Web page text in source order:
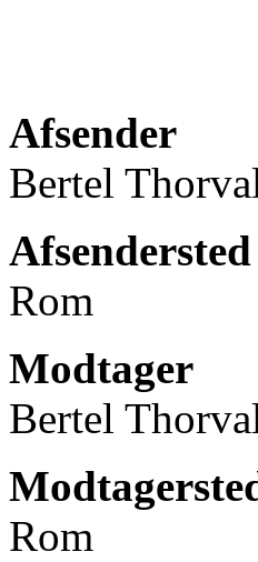
Afsender
Bertel
Afsendersted
Rom
Modtager
Bertel
Rom